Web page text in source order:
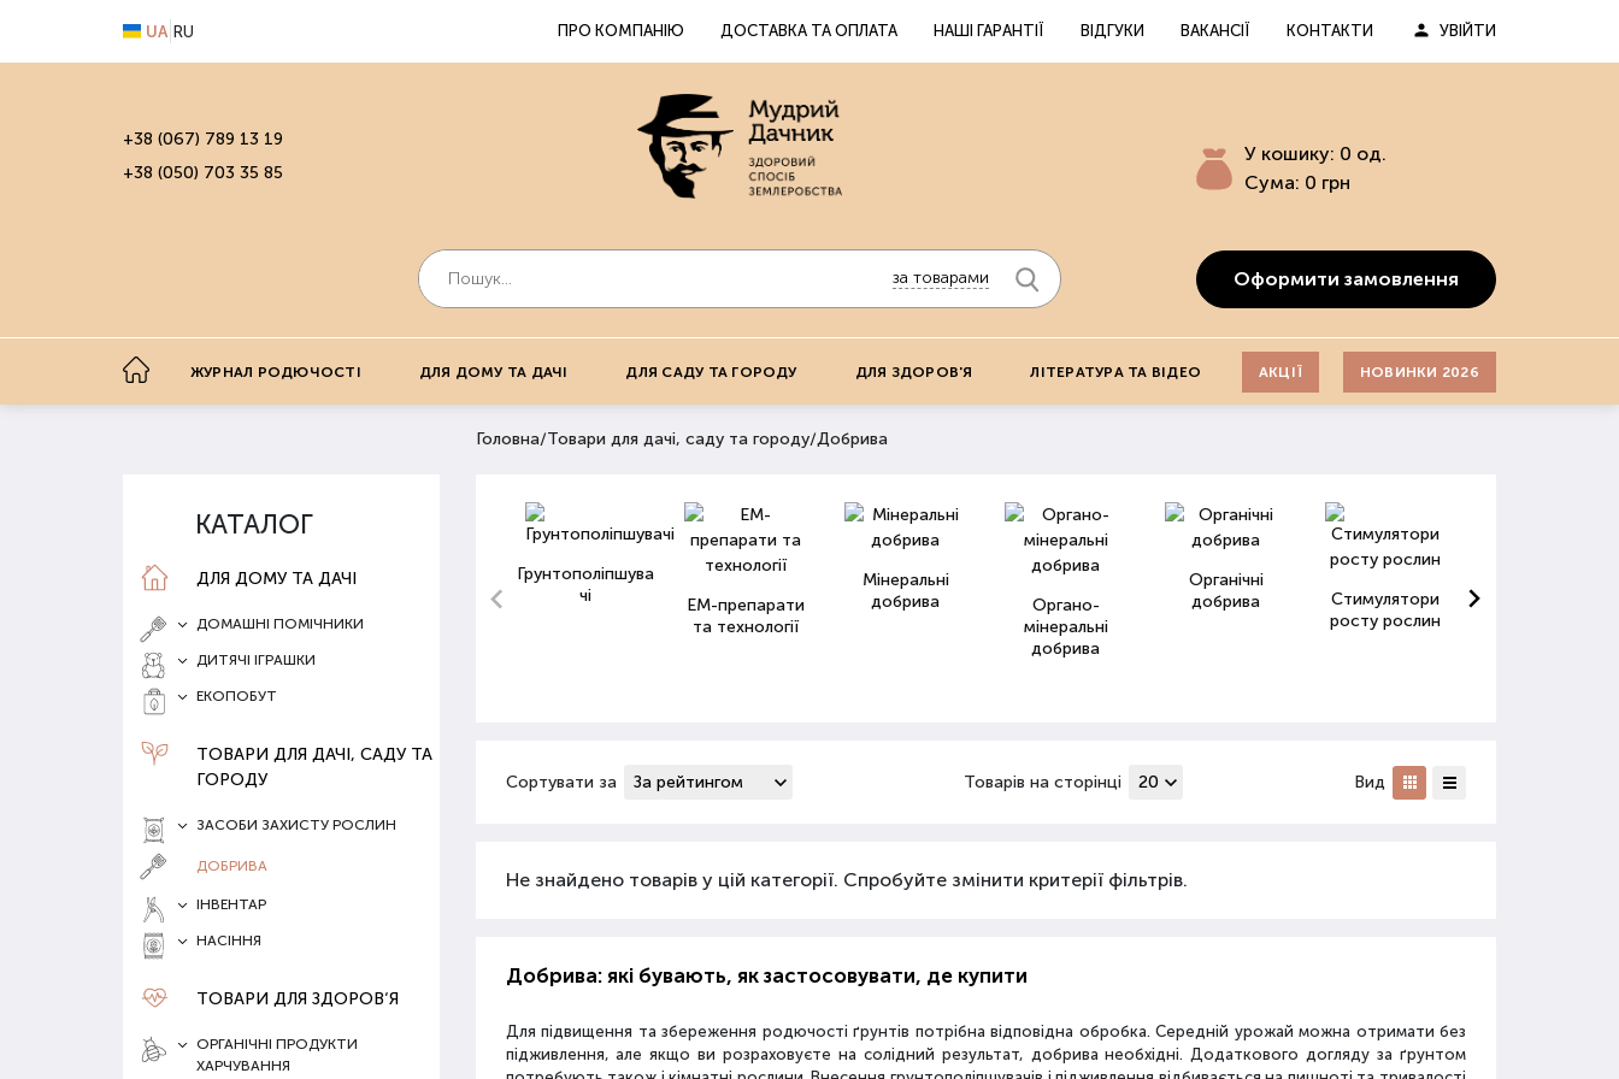
UA RU ПРО КОМПАНІЮ ДОСТАВКА ТА ОПЛАТА НАШІ ГАРАНТІЇ ВІДГУКИ ВАКАНСІЇ КОНТАКТИ УВІЙТИ
+38 (067) 789 13 19
+38 (050) 703 35 85
за товарами
У кошику: 0 од.
Сума: 0 грн
Оформити замовлення
ЖУРНАЛ РОДЮЧОСТІ ДЛЯ ДОМУ ТА ДАЧІ ДЛЯ САДУ ТА ГОРОДУ ДЛЯ ЗДОРОВ'Я ЛІТЕРАТУРА ТА ВІДЕО АКЦІЇ НОВИНКИ 2026
КАТАЛОГ
ДЛЯ ДОМУ ТА ДАЧІ
ДОМАШНІ ПОМІЧНИКИ
ДИТЯЧІ ІГРАШКИ
ЕКОПОБУТ
ТОВАРИ ДЛЯ ДАЧІ, САДУ ТА
ГОРОДУ
ЗАСОБИ ЗАХИСТУ РОСЛИН
ДОБРИВА
ІНВЕНТАР
НАСІННЯ
ТОВАРИ ДЛЯ ЗДОРОВ‘Я
ОРГАНІЧНІ ПРОДУКТИ
ХАРЧУВАННЯ
Головна/Товари для дачі, саду та городу/Добрива
Грунтополіпшува
чі
ЕМ-препарати
та технології
Мінеральні
добрива
Органо-
мінеральні
добрива
Органічні
добрива
Стимулятори
росту рослин
Сортувати за Товарів на сторінці Вид
Не знайдено товарів у цій категорії. Спробуйте змінити критерії фільтрів.
Добрива: які бувають, як застосовувати, де купити
Для підвищення та збереження родючості ґрунтів потрібна відповідна обробка. Середній урожай можна отримати без
підживлення, але якщо ви розраховуєте на солідний результат, добрива необхідні. Додаткового догляду за ґрунтом